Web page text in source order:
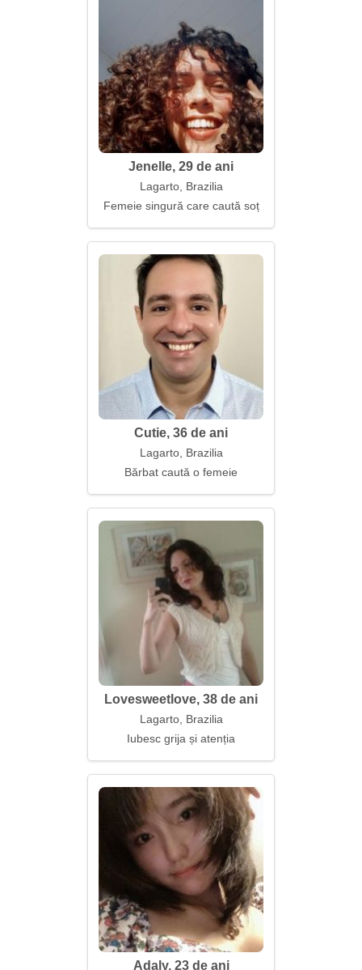
Jenelle, 29 de ani
Lagarto, Brazilia
Femeie singură care caută soț
Cutie, 36 de ani
Lagarto, Brazilia
Bărbat caută o femeie
Lovesweetlove, 38 de ani
Lagarto, Brazilia
Iubesc grija și atenția
Adaly, 23 de ani